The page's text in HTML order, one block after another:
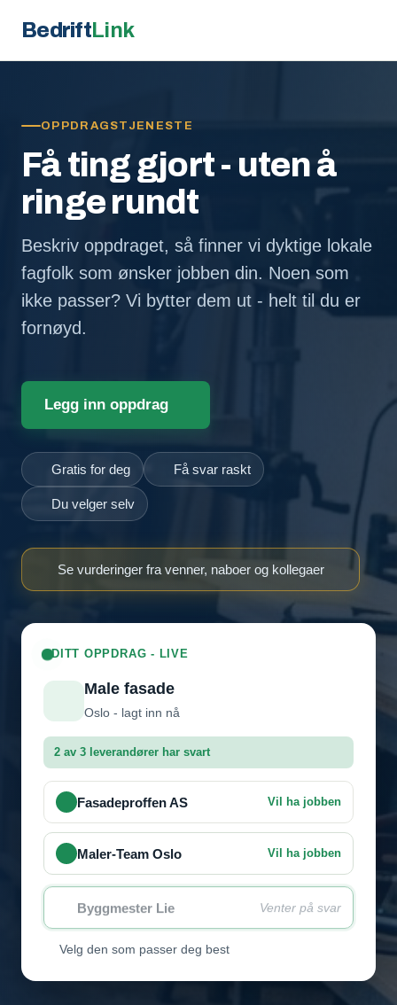
BedriftLink
OPPDRAGSTJENESTE
Få ting gjort - uten å
ringe rundt
Beskriv oppdraget, så finner vi dyktige lokale
fagfolk som ønsker jobben din. Noen som
ikke passer? Vi bytter dem ut - helt til du er
fornøyd.
Legg inn oppdrag
Gratis for deg Få svar raskt
Du velger selv
Se vurderinger fra venner, naboer og kollegaer
DITT OPPDRAG - LIVE
Male fasade
Oslo - lagt inn nå
2 av 3 leverandører har svart
Fasadeproffen AS Vil ha jobben
Maler-Team Oslo Vil ha jobben
Byggmester Lie Venter på svar
Velg den som passer deg best